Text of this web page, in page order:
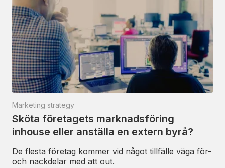
Marketing strategy
Sköta företagets marknadsföring
inhouse eller anställa en extern byrå?
De flesta företag kommer vid något tillfälle väga för-
och nackdelar med att out.